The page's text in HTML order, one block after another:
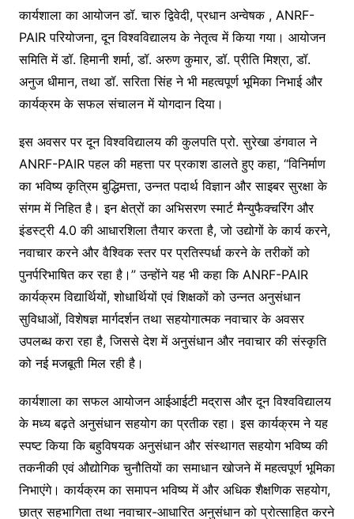
कार्यशाला का आयोजन डॉ. चारु द्विवेदी, प्रधान अन्वेषक , ANRF-
PAIR परियोजना, दून विश्वविद्यालय के नेतृत्व में किया गया। आयोजन
समिति में डॉ. हिमानी शर्मा, डॉ. अरुण कुमार, डॉ. प्रीति मिश्रा, डॉ.
अनुज धीमान, तथा डॉ. सरिता सिंह ने भी महत्वपूर्ण भूमिका निभाई और
कार्यक्रम के सफल संचालन में योगदान दिया।
इस अवसर पर दून विश्वविद्यालय की कुलपति प्रो. सुरेखा डंगवाल ने
ANRF-PAIR पहल की महत्ता पर प्रकाश डालते हुए कहा, “विनिर्माण
का भविष्य कृत्रिम बुद्धिमत्ता, उन्नत पदार्थ विज्ञान और साइबर सुरक्षा के
संगम में निहित है। इन क्षेत्रों का अभिसरण स्मार्ट मैन्युफैक्चरिंग और
इंडस्ट्री 4.0 की आधारशिला तैयार करता है, जो उद्योगों के कार्य करने,
नवाचार करने और वैश्विक स्तर पर प्रतिस्पर्धा करने के तरीकों को
पुनर्परिभाषित कर रहा है।” उन्होंने यह भी कहा कि ANRF-PAIR
कार्यक्रम विद्यार्थियों, शोधार्थियों एवं शिक्षकों को उन्नत अनुसंधान
सुविधाओं, विशेषज्ञ मार्गदर्शन तथा सहयोगात्मक नवाचार के अवसर
उपलब्ध करा रहा है, जिससे देश में अनुसंधान और नवाचार की संस्कृति
को नई मजबूती मिल रही है।
कार्यशाला का सफल आयोजन आईआईटी मद्रास और दून विश्वविद्यालय
के मध्य बढ़ते अनुसंधान सहयोग का प्रतीक रहा। इस कार्यक्रम ने यह
स्पष्ट किया कि बहुविषयक अनुसंधान और संस्थागत सहयोग भविष्य की
तकनीकी एवं औद्योगिक चुनौतियों का समाधान खोजने में महत्वपूर्ण भूमिका
निभाएंगे। कार्यक्रम का समापन भविष्य में और अधिक शैक्षणिक सहयोग,
छात्र सहभागिता तथा नवाचार-आधारित अनुसंधान को प्रोत्साहित करने